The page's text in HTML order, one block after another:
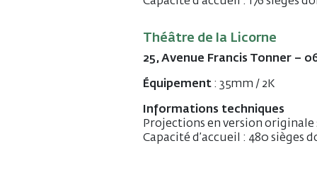
Théâtre de la Licorne
25, Avenue Francis Tonner –
Équipement : 35mm / 2K
Informations techniques
Projections en version
Capacité d’accueil : 480 sièges